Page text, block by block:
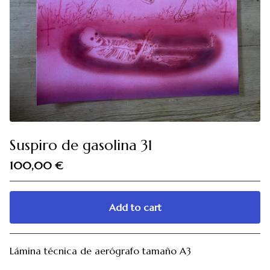
Suspiro de gasolina 31
100,00 €
Add to cart
Go to cart
Lámina técnica de aerógrafo tamaño A3